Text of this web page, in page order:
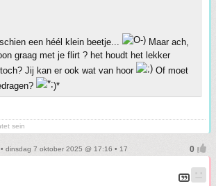
een héél klein beetje...
Maar ach,
graag met je flirt ? het houdt het lekker
Jij kan er ook wat van hoor
Of moet
)*
sein
• dinsdag 7 oktober 2025 @ 17:16 • 17